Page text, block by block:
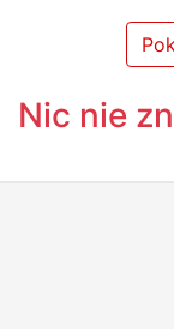
Nic nie